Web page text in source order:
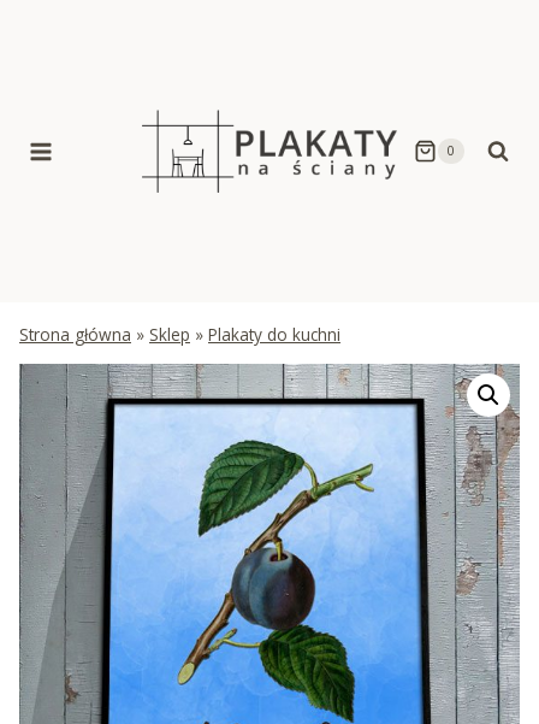
0
Strona główna » Sklep » Plakaty do kuchni